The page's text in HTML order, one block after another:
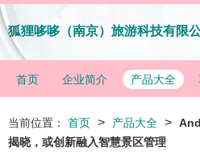
狐狸哆哆（南京）旅游科技有限
首页 企业简介 产品大全
当前位置： 首页 > 产品大全 >
揭晓，或创新融入智慧景区管理